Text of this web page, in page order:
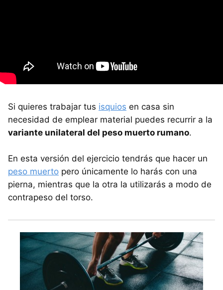
Si quieres trabajar tus isquios en casa sin
necesidad de emplear material puedes recurrir a la
variante unilateral del peso muerto rumano.
En esta versión del ejercicio tendrás que hacer un
peso muerto pero únicamente lo harás con una
pierna, mientras que la otra la utilizarás a modo de
contrapeso del torso.